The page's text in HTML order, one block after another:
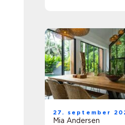
27. september
Mia Andersen